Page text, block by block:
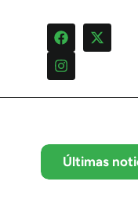
Últimas
denuncia una